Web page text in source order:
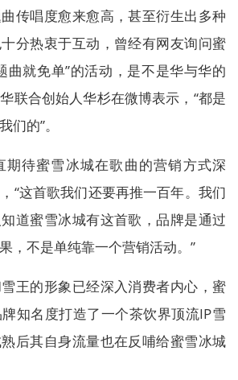
传唱度愈来愈高，甚至衍生出多种
分热衷于互动，曾经有网友询问蜜
曲就免单”的活动，是不是华与华的
联合创始人华杉在微博表示，“都是
们的”。
期待蜜雪冰城在歌曲的营销方式深
“这首歌我们还要再推一百年。我们
道蜜雪冰城有这首歌，品牌是通过
，不是单纯靠一个营销活动。”
王的形象已经深入消费者内心，蜜
知名度打造了一个茶饮界顶流IP雪
后其自身流量也在反哺给蜜雪冰城